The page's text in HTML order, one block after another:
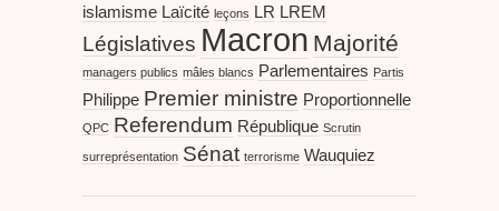
islamisme Laïcité leçons LR LREM
Législatives Macron Majorité
managers publics mâles blancs Parlementaires Partis
Philippe Premier ministre Proportionnelle
QPC Referendum République Scrutin
surreprésentation Sénat terrorisme Wauquiez